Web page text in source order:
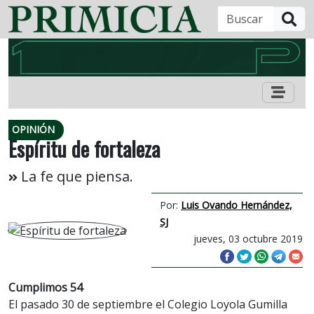
OPINIÓN
Espíritu de fortaleza
La fe que piensa.
Por: Luis Ovando Hernández,
SJ
jueves, 03 octubre 2019
Cumplimos 54
El pasado 30 de septiembre el Colegio Loyola Gumilla